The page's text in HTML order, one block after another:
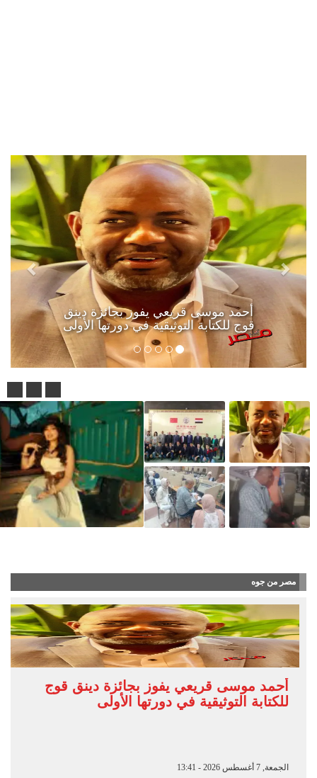
أحمد موسى قريعي يفوز بجائزة دينق
قوج للكتابة التوثيقية في دورتها الأولى
مصر من جوه
أحمد موسى قريعي يفوز بجائزة دينق قوج
للكتابة التوثيقية في دورتها الأولى
الجمعة, 7 أغسطس 2026 - 13:41